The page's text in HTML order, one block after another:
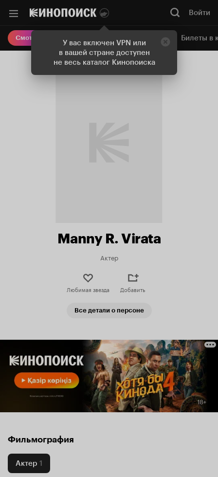
У вас включен VPN или
в вашей стране доступен
не весь каталог Кинопоиска
Войти
Смотреть кино Онлайн-кинотеатр Билеты в
Manny R. Virata
Актер
Любимая звезда Добавить
Все детали о персоне
Фильмография
Актер 1